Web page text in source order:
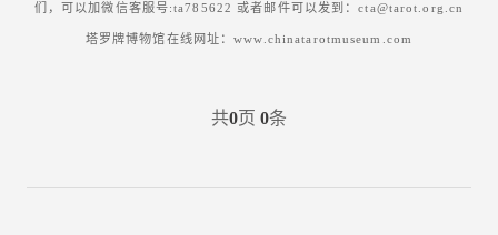
们，可以加微信客服号:ta785622 或者邮件可以发到：cta@tarot.org.cn
塔罗牌博物馆在线网址：www.chinatarotmuseum.com
共0页 0条